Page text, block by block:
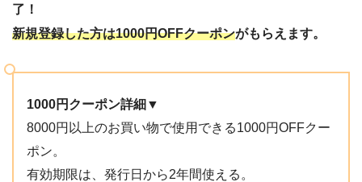
了！
新規登録した方は1000円OFFクーポンがもらえます。
1000円クーポン詳細▼
8000円以上のお買い物で使用できる1000円OFFクー
ポン。
有効期限は、発行日から2年間使える。